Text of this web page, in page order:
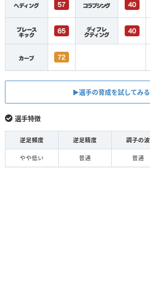
▶︎選手の育成を試してみる
選手特徴
逆足頻度 逆足精度 調子の波
やや低い 普通 普通